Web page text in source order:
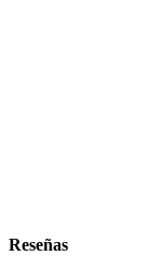
Reseñas